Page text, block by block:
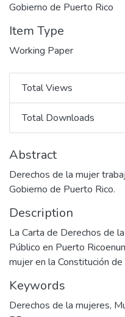
Gobierno de Puerto Rico
Item Type
Working Paper
Total Views
Total Views
Total Downloads
Total Downloads
Abstract
Derechos de la mujer
Gobierno de Puerto Rico.
Description
La Carta de Derechos de
Público en Puerto
mujer en la Constitución
Keywords
Derechos de la mujeres,